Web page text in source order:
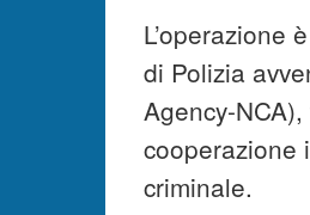
L’operazione
di Polizia
Agency-
cooperazione
criminale.